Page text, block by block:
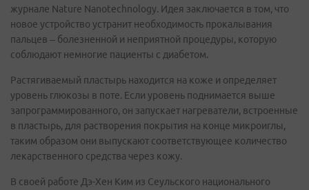
журнале Nature Nanotechnology. Идея заключается в том, что
новое устройство устранит необходимость прокалывания
пальцев – болезненной и неприятной процедуры, которую
соблюдают немногие пациенты с диабетом.
Растягиваемый пластырь находится на коже и определяет
уровень глюкозы в поте. Если уровень поднимается выше
запрограммированного, он запускает нагреватели, встроенные
в пластырь, для растворения покрытия на конце микроиглы,
таким образом они выпускают соответствующее количество
лекарственного средства через кожу.
В своей работе Дэ-Хен Ким из Сеульского национального